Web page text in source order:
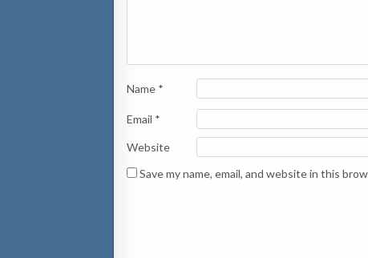
Name *
Email *
Website
Save my name, email, and website in this